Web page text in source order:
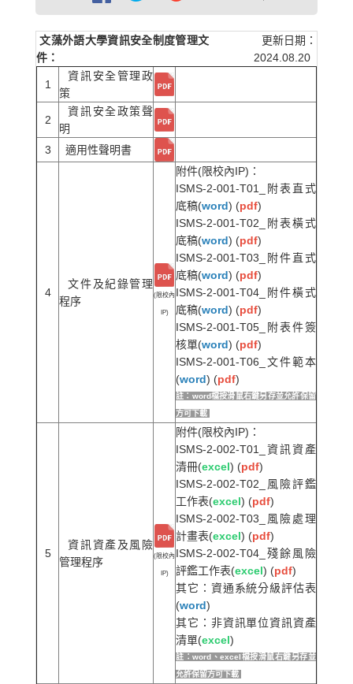
文藻外語大學資訊安全制度管理文
件：
更新日期：
2024.08.20
1
資訊安全管理政
策
2
資訊安全政策聲
明
3
適用性聲明書
4
文件及紀錄管理
程序
(限校內
IP)
附件(限校內IP)：
ISMS-2-001-T01_附表直式
底稿(word) (pdf)
ISMS-2-001-T02_附表橫式
底稿(word) (pdf)
ISMS-2-001-T03_附件直式
底稿(word) (pdf)
ISMS-2-001-T04_附件橫式
底稿(word) (pdf)
ISMS-2-001-T05_附表件簽
核單(word) (pdf)
ISMS-2-001-T06_文件範本
(word) (pdf)
註：word檔按滑鼠右鍵另存並允許保留
方可下載
5
資訊資產及風險
管理程序
(限校內
IP)
附件(限校內IP)：
ISMS-2-002-T01_資訊資產
清冊(excel) (pdf)
ISMS-2-002-T02_風險評鑑
工作表(excel) (pdf)
ISMS-2-002-T03_風險處理
計畫表(excel) (pdf)
ISMS-2-002-T04_殘餘風險
評鑑工作表(excel) (pdf)
其它：資通系統分級評估表
(word)
其它：非資訊單位資訊資產
清單(excel)
註：word、excel檔按滑鼠右鍵另存並
允許保留方可下載